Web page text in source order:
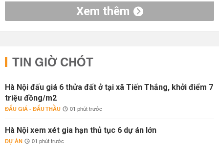
Xem thêm
TIN GIỜ CHÓT
Hà Nội đấu giá 6 thửa đất ở tại xã Tiến Thắng, khởi điểm 7
triệu đồng/m2
ĐẤU GIÁ - ĐẤU THẦU 01 phút trước
Hà Nội xem xét gia hạn thủ tục 6 dự án lớn
DỰ ÁN 01 phút trước